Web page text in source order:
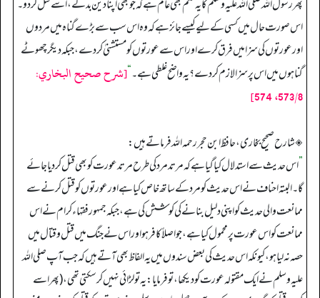
پھر رسول اللہ صلی اللہ علیہ وسلم کا یہ حکم بھی عام ہے کہ جو بھی اپنا دین بدلے، اسے قتل کر دو۔
اس صورت حال میں کسی کے لیے کیسے جائز ہے کہ وہ اس سب سے بڑے گناہ میں مردوں
اور عورتوں کی سزا میں فرق کرے اور اس سے عورتوں کو مستشنیٰ کر دے، جبکہ دیگر چھوٹے
گناہوں میں اس پر سزا لازم کر دے؟ یہ واضح غلطی ہے۔“[شرح صحيح البخاري:
573/8، 574]
◈ شارح صحیح بخاری، حافظ ابن حجر رحمہ اللہ فرماتے ہیں:
”اس حدیث سے استدلال کیا گیا ہے کہ مرتد مرد کی طرح مرتد عورت کو بھی قتل کر دیا جائے
گا۔ البتہ احناف نے اس حدیث کو مرد کے ساتھ خاص کیا ہے اور عورتوں کو قتل کرنے سے
ممانعت والی حدیث کو اپنی دلیل بنانے کی کوشش کی ہے، جبکہ جمہور فقہاء کرام نے اس
ممانعت کو اس عورت پر محمول کیا ہے، جو اصلاً کافر ہو اور اس نے جنگ میں قتل و قتال میں
حصہ نہ لیا ہو، کیونکہ اس حدیث کی بعض سندوں میں یہ الفاظ بھی آتے ہیں کہ جب آپ صلی اللہ
علیہ وسلم نے ایک مقتولہ عورت کو دیکھا، تو فرمایا: یہ تو لڑائی نہیں کر سکتی تھی، (پھر اسے